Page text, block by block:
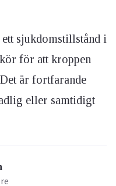
sjukdomstillstånd i
för att kroppen
är fortfarande
eller samtidigt